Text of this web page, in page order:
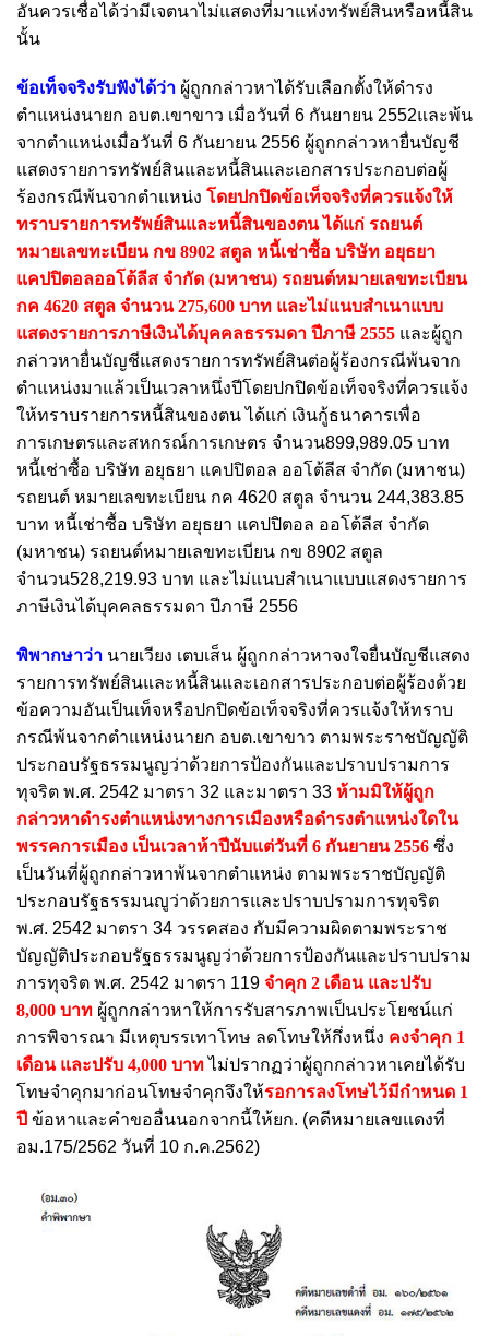
อันควรเชื่อได้ว่ามีเจตนาไม่แสดงที่มาแห่งทรัพย์สินหรือหนี้สิน
นั้น
ข้อเท็จจริงรับฟังได้ว่า ผู้ถูกกล่าวหาได้รับเลือกตั้งให้ดำรง
ตำแหน่งนายก อบต.เขาขาว เมื่อวันที่ 6 กันยายน 2552และพ้น
จากตำแหน่งเมื่อวันที่ 6 กันยายน 2556 ผู้ถูกกล่าวหายื่นบัญชี
แสดงรายการทรัพย์สินและหนี้สินและเอกสารประกอบต่อผู้
ร้องกรณีพ้นจากตำแหน่ง โดยปกปิดข้อเท็จจริงที่ควรแจ้งให้
ทราบรายการทรัพย์สินและหนี้สินของตน ได้แก่ รถยนต์
หมายเลขทะเบียน กข 8902 สตูล หนี้เช่าซื้อ บริษัท อยุธยา
แคปปิตอลออโต้ลีส จำกัด (มหาชน) รถยนต์หมายเลขทะเบียน
กค 4620 สตูล จำนวน 275,600 บาท และไม่แนบสำเนาแบบ
แสดงรายการภาษีเงินได้บุคคลธรรมดา ปีภาษี 2555 และผู้ถูก
กล่าวหายื่นบัญชีแสดงรายการทรัพย์สินต่อผู้ร้องกรณีพ้นจาก
ตำแหน่งมาแล้วเป็นเวลาหนึ่งปีโดยปกปิดข้อเท็จจริงที่ควรแจ้ง
ให้ทราบรายการหนี้สินของตน ได้แก่ เงินกู้ธนาคารเพื่อ
การเกษตรและสหกรณ์การเกษตร จำนวน899,989.05 บาท
หนี้เช่าซื้อ บริษัท อยุธยา แคปปิตอล ออโต้ลีส จำกัด (มหาชน)
รถยนต์ หมายเลขทะเบียน กค 4620 สตูล จำนวน 244,383.85
บาท หนี้เช่าซื้อ บริษัท อยุธยา แคปปิตอล ออโต้ลีส จำกัด
(มหาชน) รถยนต์หมายเลขทะเบียน กข 8902 สตูล
จำนวน528,219.93 บาท และไม่แนบสำเนาแบบแสดงรายการ
ภาษีเงินได้บุคคลธรรมดา ปีภาษี 2556
พิพากษาว่า นายเวียง เตบเส็น ผู้ถูกกล่าวหาจงใจยื่นบัญชีแสดง
รายการทรัพย์สินและหนี้สินและเอกสารประกอบต่อผู้ร้องด้วย
ข้อความอันเป็นเท็จหรือปกปิดข้อเท็จจริงที่ควรแจ้งให้ทราบ
กรณีพ้นจากตำแหน่งนายก อบต.เขาขาว ตามพระราชบัญญัติ
ประกอบรัฐธรรมนูญว่าด้วยการป้องกันและปราบปรามการ
ทุจริต พ.ศ. 2542 มาตรา 32 และมาตรา 33 ห้ามมิให้ผู้ถูก
กล่าวหาดำรงตำแหน่งทางการเมืองหรือดำรงตำแหน่งใดใน
พรรคการเมือง เป็นเวลาห้าปีนับแต่วันที่ 6 กันยายน 2556 ซึ่ง
เป็นวันที่ผู้ถูกกล่าวหาพ้นจากตำแหน่ง ตามพระราชบัญญัติ
ประกอบรัฐธรรมนญูว่าด้วยการและปราบปรามการทุจริต
พ.ศ. 2542 มาตรา 34 วรรคสอง กับมีความผิดตามพระราช
บัญญัติประกอบรัฐธรรมนูญว่าด้วยการป้องกันและปราบปราม
การทุจริต พ.ศ. 2542 มาตรา 119 จำคุก 2 เดือน และปรับ
8,000 บาท ผู้ถูกกล่าวหาให้การรับสารภาพเป็นประโยชน์แก่
การพิจารณา มีเหตุบรรเทาโทษ ลดโทษให้กึ่งหนึ่ง คงจำคุก 1
เดือน และปรับ 4,000 บาทไม่ปรากฏว่าผู้ถูกกล่าวหาเคยได้รับ
โทษจำคุกมาก่อนโทษจำคุกจึงให้รอการลงโทษไว้มีกำหนด 1
ปี ข้อหาและคำขออื่นนอกจากนี้ให้ยก. (คดีหมายเลขแดงที่
อม.175/2562 วันที่ 10 ก.ค.2562)